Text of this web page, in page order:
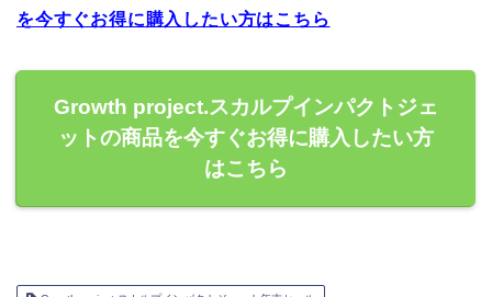
を今すぐお得に購入したい方はこちら
Growth project.スカルプインパクトジェ
ットの商品を今すぐお得に購入したい方
はこちら